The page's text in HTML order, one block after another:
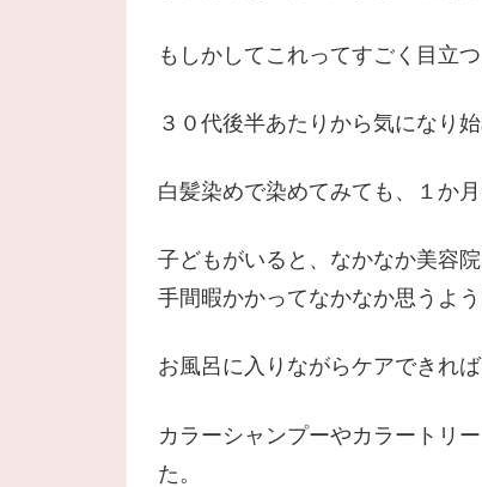
もしかしてこれってすごく目立
３０代後半あたりから気になり始
白髪染めで染めてみても、１か
子どもがいると、なかなか美容
手間暇かかってなかなか思うよう
お風呂に入りながらケアできれば
カラーシャンプーやカラートリ
た。